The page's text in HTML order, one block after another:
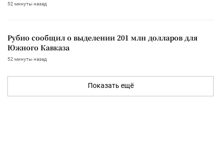
52 минуты назад
Рубио сообщил о выделении 201 млн долларов для
Южного Кавказа
52 минуты назад
Показать ещё